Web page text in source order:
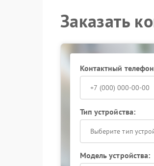
Заказать
Контактный
Тип устройства:
Выберите тип
Модель устройства: